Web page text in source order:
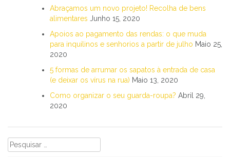
Abraçamos um novo projeto! Recolha de bens
alimentares Junho 15, 2020
Apoios ao pagamento das rendas: o que muda
para inquilinos e senhorios a partir de julho Maio 25,
2020
5 formas de arrumar os sapatos à entrada de casa
(e deixar os vírus na rua) Maio 13, 2020
Como organizar o seu guarda-roupa? Abril 29,
2020
Pesquisar
por: